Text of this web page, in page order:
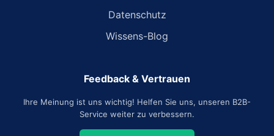
Datenschutz
Wissens-Blog
Feedback & Vertrauen
Ihre Meinung ist uns wichtig! Helfen Sie uns, unseren B2B-
Service weiter zu verbessern.